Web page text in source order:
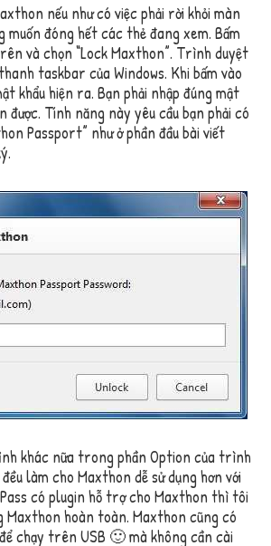
nếu như có việc phải rời khỏi màn
đóng hết các thẻ đang xem. Bấm
và chọn “Lock Maxthon”. Trình duyệt
taskbar của Windows. Khi bấm vào
khẩu hiện ra. Bạn phải nhập đúng mật
được. Tính năng này yêu cầu bạn phải có
Passport” như ở phần đầu bài viết
khác nữa trong phần Option của trình
làm cho Maxthon dễ sử dụng hơn với
có plugin hỗ trợ cho Maxthon thì tôi
Maxthon hoàn toàn. Maxthon cũng có
chạy trên USB 🙂 mà không cần cài